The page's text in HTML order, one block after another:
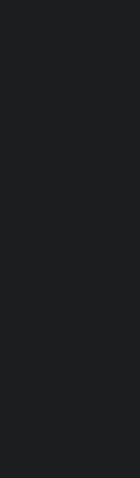
for.